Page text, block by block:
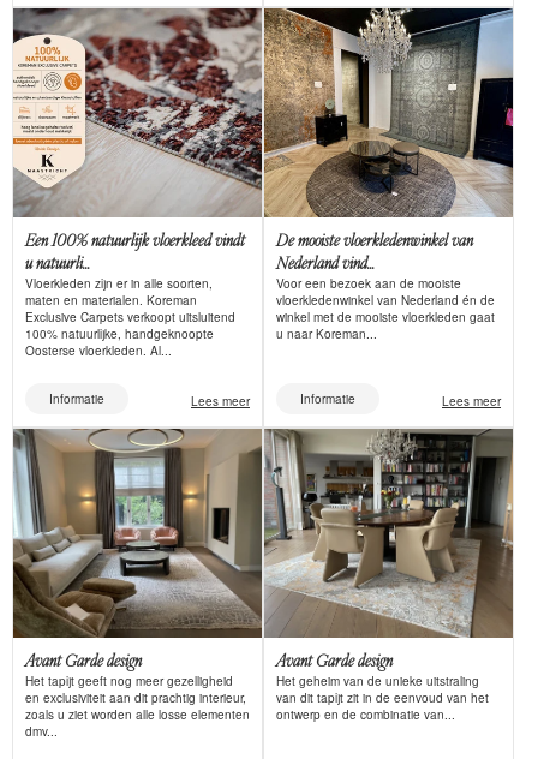
Een 100% natuurlijk vloerkleed vindt
u natuurli...
Vloerkleden zijn er in alle soorten,
maten en materialen. Koreman
Exclusive Carpets verkoopt uitsluitend
100% natuurlijke, handgeknoopte
Oosterse vloerkleden. Al...
Informatie Lees meer
De mooiste vloerkledenwinkel van
Nederland vind...
Voor een bezoek aan de mooiste
vloerkledenwinkel van Nederland én de
winkel met de mooiste vloerkleden gaat
u naar Koreman...
Informatie Lees meer
Avant Garde design
Het tapijt geeft nog meer gezelligheid
en exclusiviteit aan dit prachtig interieur,
zoals u ziet worden alle losse elementen
dmv...
Avant Garde design
Het geheim van de unieke uitstraling
van dit tapijt zit in de eenvoud van het
ontwerp en de combinatie van...